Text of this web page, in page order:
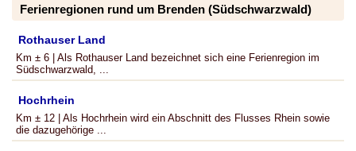
Ferienregionen rund um Brenden (Südschwarzwald)
Rothauser Land
Km ± 6 | Als Rothauser Land bezeichnet sich eine Ferienregion im
Südschwarzwald, ...
Hochrhein
Km ± 12 | Als Hochrhein wird ein Abschnitt des Flusses Rhein sowie
die dazugehörige ...